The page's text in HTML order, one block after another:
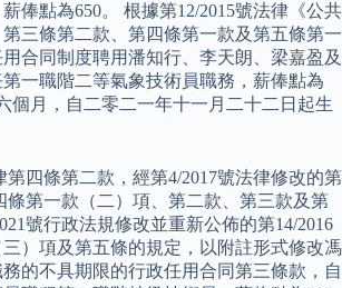
俸點為650。 根據第12/2015號法律《公共
三條第二款、第四條第一款及第五條第一
合同制度聘用潘知行、李天朗、梁嘉盈及
一職階二等氣象技術員職務，薪俸點為
個月，自二零二一年十一月二十二日起生
第四條第二款，經第4/2017號法律修改的第
條第一款（二）項、第二款、第三款及第
號行政法規修改並重新公佈的第14/2016
）項及第五條的規定，以附註形式修改馮
的不具期限的行政任用合同第三條款，自